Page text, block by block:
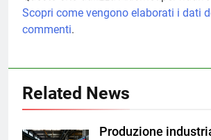
Scopri come vengono elaborati i dati
commenti.
Related News
Produzione